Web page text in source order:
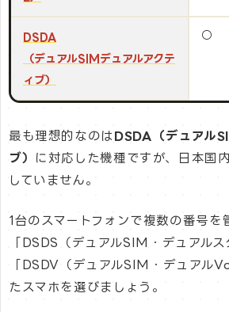
DSDA
（デュアルSIMデュアルアクテ
ィブ）
○
最も理想的なのは DSDA（デュアル
ブ）
に対応した機種ですが、日本国
していません。
1台のスマートフォンで複数の番号を
「DSDS（デュアルSIM・デュアル
「DSDV（デュアルSIM・デュアル
たスマホを選びましょう。